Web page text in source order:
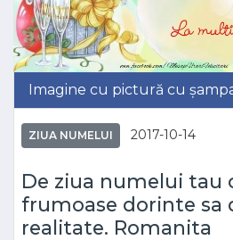
Imagine cu pictură cu
ZIUA NUMELUI 2017-10-14
De ziua numelui tau
frumoase dorinte sa
realitate. Romanita